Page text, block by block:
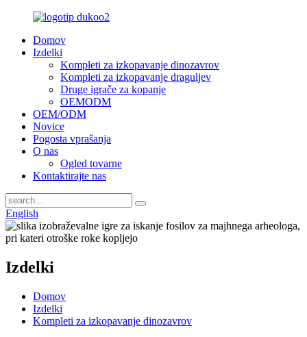
Domov
Izdelki
Kompleti za izkopavanje dinozavrov
Kompleti za izkopavanje draguljev
Druge igrače za kopanje
OEMODM
OEM/ODM
Novice
Pogosta vprašanja
O nas
Ogled tovarne
Kontaktirajte nas
English
Izdelki
Domov
Izdelki
Kompleti za izkopavanje dinozavrov